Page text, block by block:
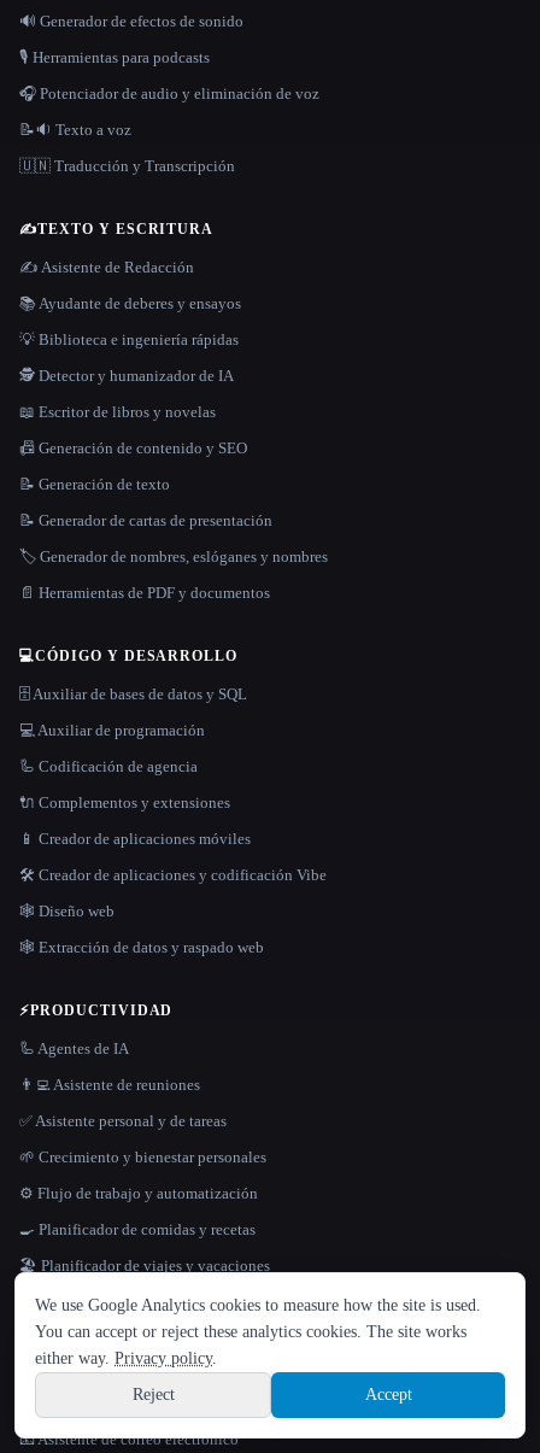
IDIOMA
English español Français Русский 简体中文
Hindi
Sign up
🔊 Generador de efectos de sonido
🎙️ Herramientas para podcasts
🎧 Potenciador de audio y eliminación de voz
📝🔉 Texto a voz
🇺🇳 Traducción y Transcripción
✍️TEXTO Y ESCRITURA
✍️ Asistente de Redacción
📚 Ayudante de deberes y ensayos
💡 Biblioteca e ingeniería rápidas
🕵️ Detector y humanizador de IA
📖 Escritor de libros y novelas
📠 Generación de contenido y SEO
📝 Generación de texto
📝 Generador de cartas de presentación
🏷️ Generador de nombres, eslóganes y nombres
📄 Herramientas de PDF y documentos
💻CÓDIGO Y DESARROLLO
🗄️ Auxiliar de bases de datos y SQL
💻 Auxiliar de programación
🦾 Codificación de agencia
🔌 Complementos y extensiones
📱 Creador de aplicaciones móviles
🛠️ Creador de aplicaciones y codificación Vibe
🕸 Diseño web
🕸️ Extracción de datos y raspado web
⚡PRODUCTIVIDAD
🦾 Agentes de IA
👨‍💻 Asistente de reuniones
✅ Asistente personal y de tareas
🌱 Crecimiento y bienestar personales
⚙️ Flujo de trabajo y automatización
🍳 Planificador de comidas y recetas
🏖 Planificador de viajes y vacaciones
🧠 Toma de notas y segundo cerebro
VENTAS Y MARKETING
📞 Alcance de ventas y generación de leads
📧 Asistente de correo electrónico
We use Google Analytics cookies to measure how the site is used.
You can accept or reject these analytics cookies. The site works
either way. Privacy policy.
Reject
Accept